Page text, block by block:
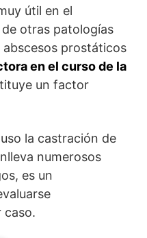
útil en el
otras patologías
abscesos prostáticos
en el curso de la
un factor
la castración de
numerosos
es un
caso.